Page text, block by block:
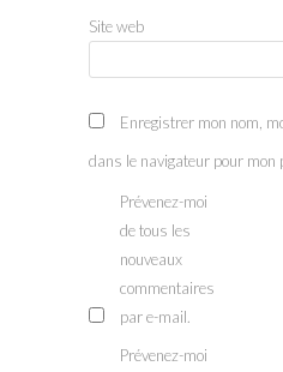
Site web
Enregistrer mon nom,
dans le navigateur pour mon
Prévenez-moi
de tous les
nouveaux
commentaires
par e-mail.
Prévenez-moi